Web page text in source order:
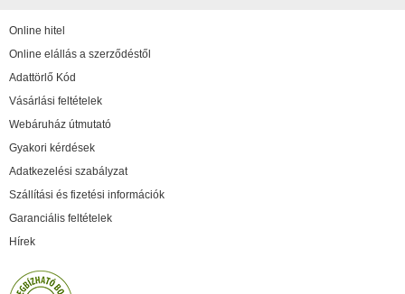
Online hitel
Online elállás a szerződéstől
Adattörlő Kód
Vásárlási feltételek
Webáruház útmutató
Gyakori kérdések
Adatkezelési szabályzat
Szállítási és fizetési információk
Garanciális feltételek
Hírek